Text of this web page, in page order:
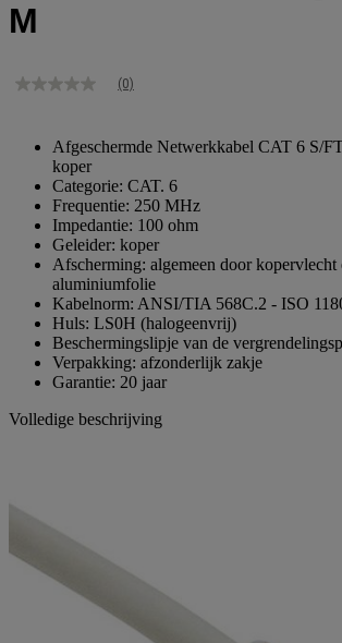
M
Geen
paginalink.
(0)
Afgeschermde Netwerkkabel CAT 6 S/
koper
Categorie: CAT. 6
Frequentie: 250 MHz
Impedantie: 100 ohm
Geleider: koper
Afscherming: algemeen door kopervlecht
aluminiumfolie
Kabelnorm: ANSI/TIA 568C.2 - ISO
Huls: LS0H (halogeenvrij)
Beschermingslipje van de
Verpakking: afzonderlijk zakje
Garantie: 20 jaar
Volledige beschrijving